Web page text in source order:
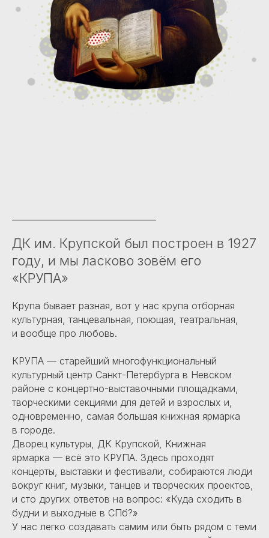
ДК им. Крупской был построен в 1927
году, и мы ласково зовём его
«КРУПА»
Крупа бывает разная, вот у нас крупа отборная
культурная, танцевальная, поющая, театральная,
и вообще про любовь.
КРУПА — старейший многофункциональный
культурный центр Санкт-Петербурга в Невском
районе с концертно-выставочными площадками,
творческими секциями для детей и взрослых и,
одновременно, самая большая книжная ярмарка
в городе.
Дворец культуры, ДК Крупской, Книжная
ярмарка — всё это КРУПА. Здесь проходят
концерты, выставки и фестивали, собираются люди
вокруг книг, музыки, танцев и творческих проектов,
и сто других ответов на вопрос: «Куда сходить в
будни и выходные в СПб?»
У нас легко создавать самим или быть рядом с теми